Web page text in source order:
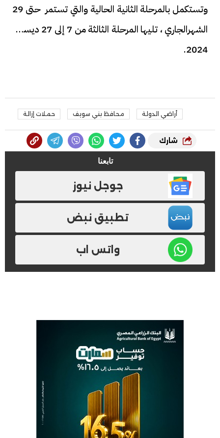
وتستكمل بالمرحلة الثانية الحالية والتي تستمر حتى 29
الشهرالجاري ، تليها المرحلة الثالثة من 7 إلى 27 ديسمبر
2024.
أراضي الدولة محافظ بني سويف حملات إزالة
شارك
تابعنا
جوجل نيوز
تطبيق نبض
واتس اب